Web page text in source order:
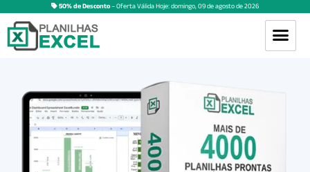
50% de Desconto– Oferta Válida Hoje:domingo,09deagostode2026